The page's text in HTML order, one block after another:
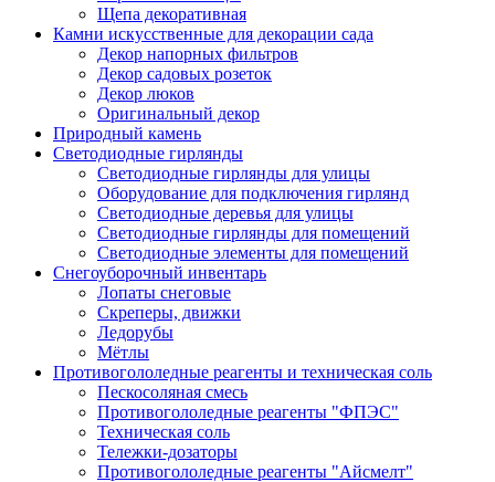
Щепа декоративная
Камни искусственные для декорации сада
Декор напорных фильтров
Декор садовых розеток
Декор люков
Оригинальный декор
Природный камень
Светодиодные гирлянды
Светодиодные гирлянды для улицы
Оборудование для подключения гирлянд
Светодиодные деревья для улицы
Светодиодные гирлянды для помещений
Светодиодные элементы для помещений
Снегоуборочный инвентарь
Лопаты снеговые
Скреперы, движки
Ледорубы
Мётлы
Противогололедные реагенты и техническая соль
Пескосоляная смесь
Противогололедные реагенты "ФПЭС"
Техническая соль
Тележки-дозаторы
Противогололедные реагенты "Айсмелт"